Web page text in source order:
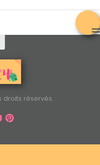
droits réservés.